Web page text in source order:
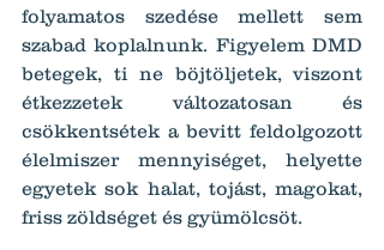
folyamatos szedése mellett sem
szabad koplalnunk. Figyelem DMD
betegek, ti ne böjtöljetek, viszont
étkezzetek változatosan és
csökkentsétek a bevitt feldolgozott
élelmiszer mennyiséget, helyette
egyetek sok halat, tojást, magokat,
friss zöldséget és gyümölcsöt.